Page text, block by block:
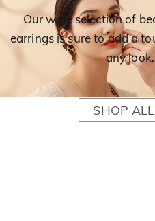
Our wide selection of
earrings is sure to add a
any look.
SHOP ALL